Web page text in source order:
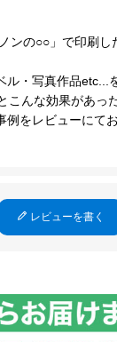
ンの○○」で印刷し
ル・写真作品etc...
こんな効果があっ
例をレビューにて
レビューを書く